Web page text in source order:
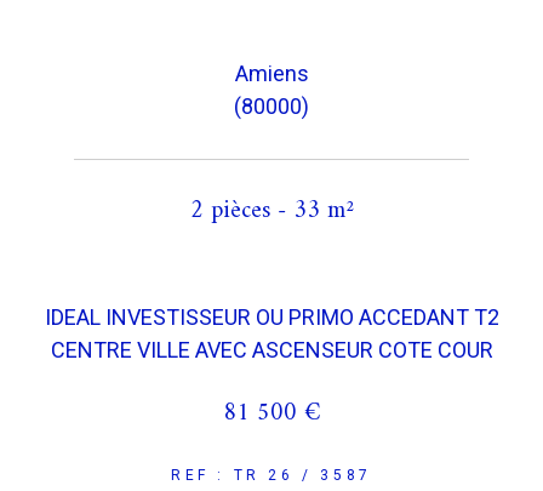
Amiens
(80000)
2 pièces - 33 m²
IDEAL INVESTISSEUR OU PRIMO ACCEDANT T2
CENTRE VILLE AVEC ASCENSEUR COTE COUR
81 500 €
REF : TR 26 / 3587